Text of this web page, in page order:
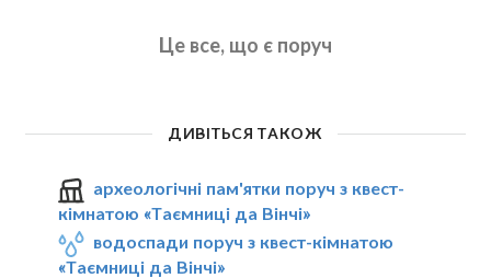
Це все, що є поруч
ДИВІТЬСЯ ТАКОЖ
археологічні пам'ятки поруч з квест-
кімнатою «Таємниці да Вінчі»
водоспади поруч з квест-кімнатою
«Таємниці да Вінчі»